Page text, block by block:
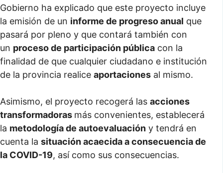
Gobierno ha explicado que este proyecto incluye
la emisión de un informe de progreso anual que
pasará por pleno y que contará también con
un proceso de participación pública con la
finalidad de que cualquier ciudadano e institución
de la provincia realice aportaciones al mismo.
Asimismo, el proyecto recogerá las acciones
transformadoras más convenientes, establecerá
la metodología de autoevaluación y tendrá en
cuenta la situación acaecida a consecuencia de
la COVID-19, así como sus consecuencias.